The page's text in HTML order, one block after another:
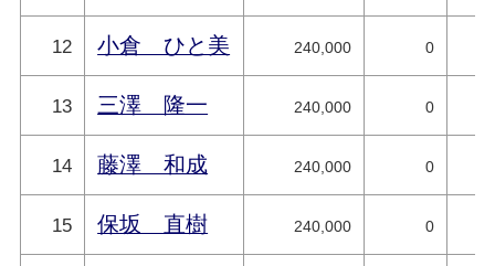
12 小倉 ひと美 240,000 0
13 三澤 隆一 240,000 0
14 藤澤 和成 240,000 0
15 保坂 直樹 240,000 0